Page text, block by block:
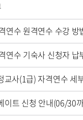
연수 원격연수 수강 방
연수 기숙사 신청자 납
사(1급) 자격연수 세
이트 신청 안내(06/30